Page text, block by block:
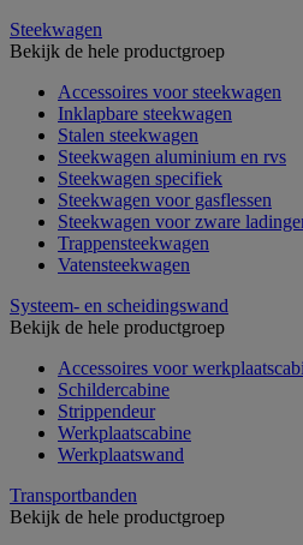
Steekwagen
Bekijk de hele productgroep
Accessoires voor steekwagen
Inklapbare steekwagen
Stalen steekwagen
Steekwagen aluminium en rvs
Steekwagen specifiek
Steekwagen voor gasflessen
Steekwagen voor zware
Trappensteekwagen
Vatensteekwagen
Systeem- en scheidingswand
Bekijk de hele productgroep
Accessoires voor
Schildercabine
Strippendeur
Werkplaatscabine
Werkplaatswand
Transportbanden
Bekijk de hele productgroep